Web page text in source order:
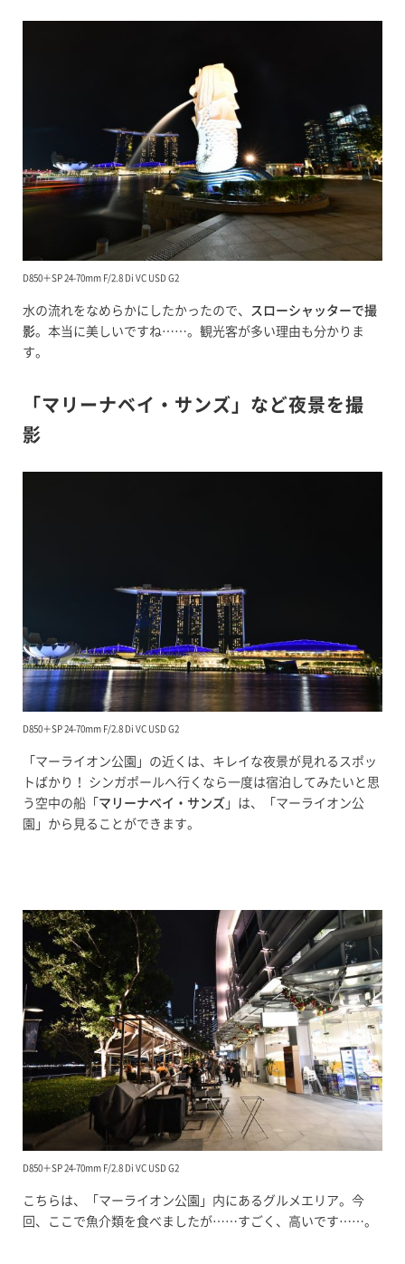
D850＋SP 24-70mm F/2.8 Di VC USD G2
水の流れをなめらかにしたかったので、
スローシャッターで撮
影。本当に美しいですね……。観光客が多い理由も分かりま
す。
「マリーナベイ・サンズ」など夜景を撮
影
D850＋SP 24-70mm F/2.8 Di VC USD G2
「マーライオン公園」の近くは、キレイな夜景が見れるスポッ
トばかり！ シンガポールへ行くなら一度は宿泊してみたいと思
う空中の船「 マリーナベイ・サンズ 」は、「マーライオン公
園」から見ることができます。
D850＋SP 24-70mm F/2.8 Di VC USD G2
こちらは、「マーライオン公園」内にあるグルメエリア。今
回、ここで魚介類を食べましたが……すごく、高いです……。